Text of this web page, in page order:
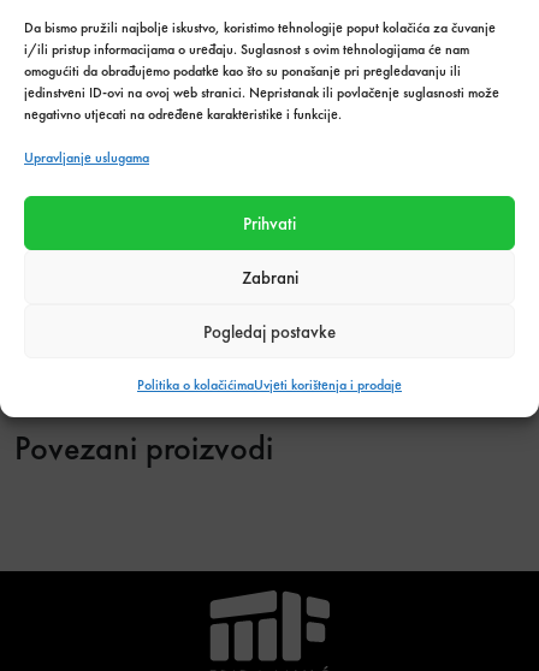
Da bismo pružili najbolje iskustvo, koristimo tehnologije poput kolačića za čuvanje
i/ili pristup informacijama o uređaju. Suglasnost s ovim tehnologijama će nam
omogućiti da obrađujemo podatke kao što su ponašanje pri pregledavanju ili
jedinstveni ID-ovi na ovoj web stranici. Nepristanak ili povlačenje suglasnosti može
negativno utjecati na određene karakteristike i funkcije.
Upravljanje uslugama
Prihvati
Zabrani
Pogledaj postavke
Politika o kolačićimaUvjeti korištenja i prodaje
Količina zaliha: 0 kom
SKU:9618
Kategorija: Alati i oprema za keramičare,Alati i pribor
Povezani proizvodi